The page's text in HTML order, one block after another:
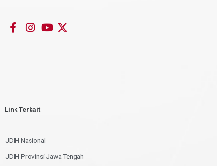
Link Terkait
JDIH Nasional
JDIH Provinsi Jawa Tengah